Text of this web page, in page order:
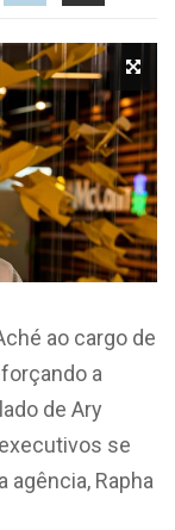
ao cargo de
a
de Ary
se
agência, Rapha